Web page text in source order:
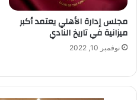
مجلس إدارة الأهلي يعتمد أكبر
ميزانية في تاريخ النادي
نوفمبر 10, 2022